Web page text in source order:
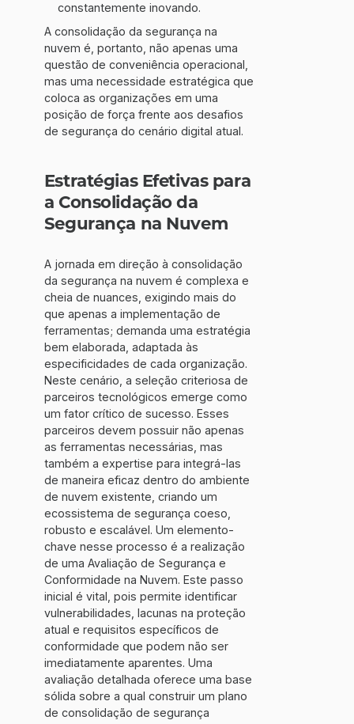
constantemente inovando.
A consolidação da segurança na
nuvem é, portanto, não apenas uma
questão de conveniência operacional,
mas uma necessidade estratégica que
coloca as organizações em uma
posição de força frente aos desafios
de segurança do cenário digital atual.
Estratégias Efetivas para
a Consolidação da
Segurança na Nuvem
A jornada em direção à consolidação
da segurança na nuvem é complexa e
cheia de nuances, exigindo mais do
que apenas a implementação de
ferramentas; demanda uma estratégia
bem elaborada, adaptada às
especificidades de cada organização.
Neste cenário, a seleção criteriosa de
parceiros tecnológicos emerge como
um fator crítico de sucesso. Esses
parceiros devem possuir não apenas
as ferramentas necessárias, mas
também a expertise para integrá-las
de maneira eficaz dentro do ambiente
de nuvem existente, criando um
ecossistema de segurança coeso,
robusto e escalável. Um elemento-
chave nesse processo é a realização
de uma Avaliação de Segurança e
Conformidade na Nuvem. Este passo
inicial é vital, pois permite identificar
vulnerabilidades, lacunas na proteção
atual e requisitos específicos de
conformidade que podem não ser
imediatamente aparentes. Uma
avaliação detalhada oferece uma base
sólida sobre a qual construir um plano
de consolidação de segurança